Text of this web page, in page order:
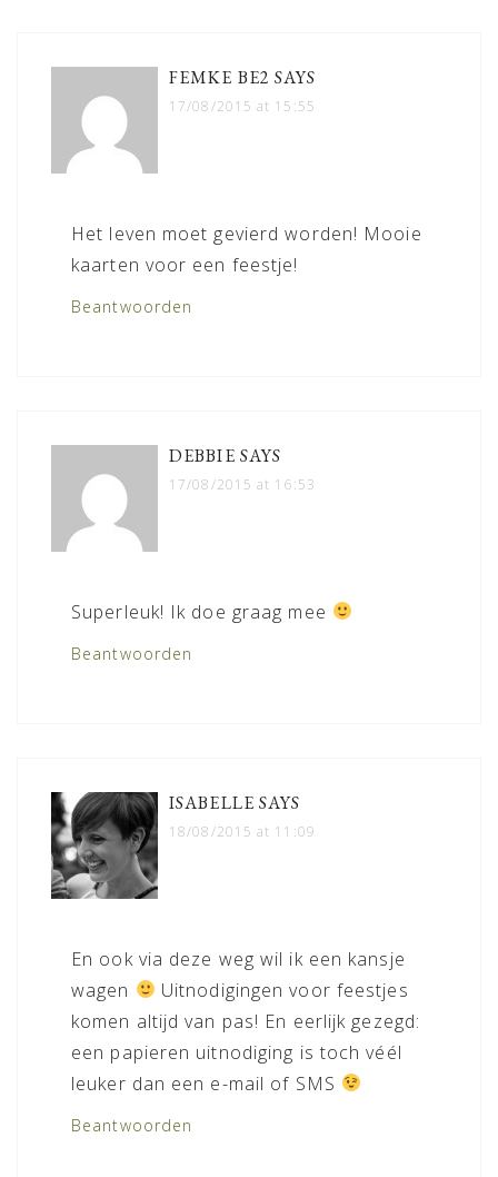
FEMKE BE2 SAYS
17/08/2015 at 15:55
Het leven moet gevierd worden! Mooie
kaarten voor een feestje!
Beantwoorden
DEBBIE SAYS
17/08/2015 at 16:53
Superleuk! Ik doe graag mee
Beantwoorden
ISABELLE SAYS
18/08/2015 at 11:09
En ook via deze weg wil ik een kansje
wagen
Uitnodigingen voor feestjes
komen altijd van pas! En eerlijk gezegd:
een papieren uitnodiging is toch véél
leuker dan een e-mail of SMS
Beantwoorden